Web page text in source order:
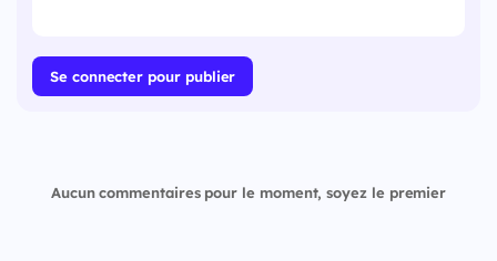
Se connecter pour publier
Aucun commentaires pour le moment, soyez le premier